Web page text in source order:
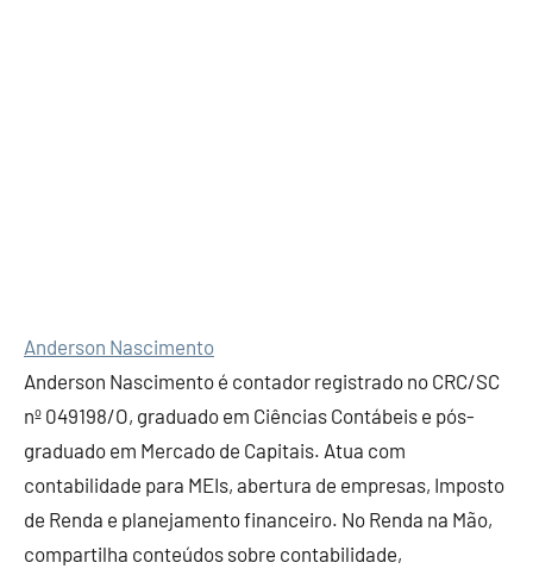
Anderson Nascimento
Anderson Nascimento é contador registrado no CRC/SC
nº 049198/O, graduado em Ciências Contábeis e pós-
graduado em Mercado de Capitais. Atua com
contabilidade para MEIs, abertura de empresas, Imposto
de Renda e planejamento financeiro. No Renda na Mão,
compartilha conteúdos sobre contabilidade,